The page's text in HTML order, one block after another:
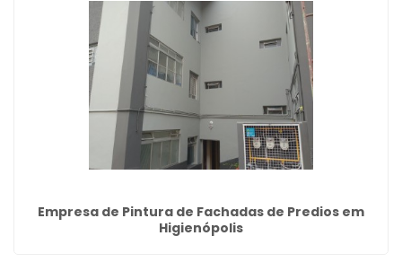
Empresa de Pintura de Fachadas de Predios em
Higienópolis